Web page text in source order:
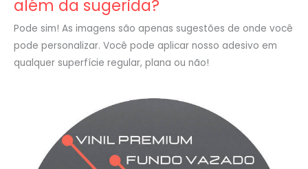
além da sugerida?
Pode sim! As imagens são apenas sugestões de onde você
pode personalizar. Você pode aplicar nosso adesivo em
qualquer superfície regular, plana ou não!